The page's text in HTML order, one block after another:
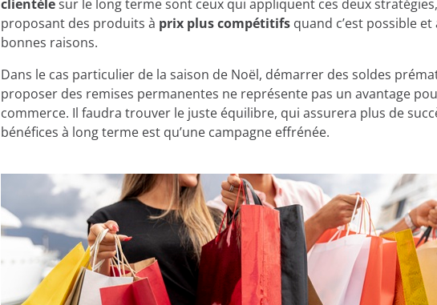
clientèlesur le long terme sont ceux qui appliquent ces deux
proposant des produits à prix plus compétitifs quand c’est possible et
bonnes raisons.
Dans le cas particulier de la saison de Noël, démarrer des soldes
proposer des remises permanentes ne représente pas un avantage
commerce. Il faudra trouver le juste équilibre, qui assurera plus de
bénéfices à long terme est qu’une campagne effrénée.